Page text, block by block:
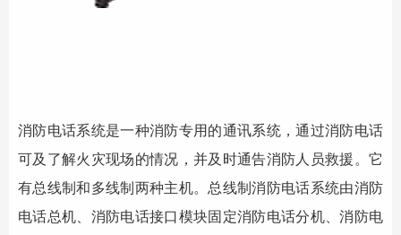
消防电话系统是一种消防专用的通讯系统，通过消防电话
可及了解火灾现场的情况，并及时通告消防人员救援。它
有总线制和多线制两种主机。总线制消防电话系统由消防
电话总机、消防电话接口模块固定消防电话分机、消防电